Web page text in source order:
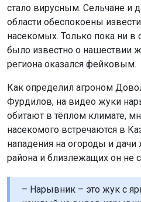
стало вирусным. Сельчане и
области обеспокоены
насекомых. Только пока ни в
было известно о нашествии
региона оказался фейковым.
Как определил агроном
Фурдилов, на видео жуки
обитают в тёплом климате,
насекомого встречаются в
нападения на огороды и
района и близлежащих он не
– Нарывник – это жук с